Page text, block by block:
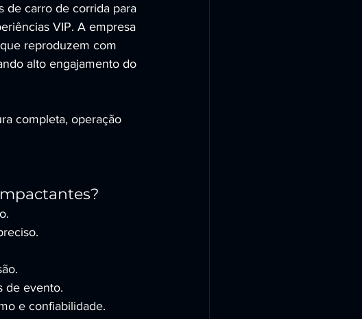
de carro de corrida para
VIP. A empresa
reproduzem com
alto engajamento do
completa, operação
de evento.
e confiabilidade.